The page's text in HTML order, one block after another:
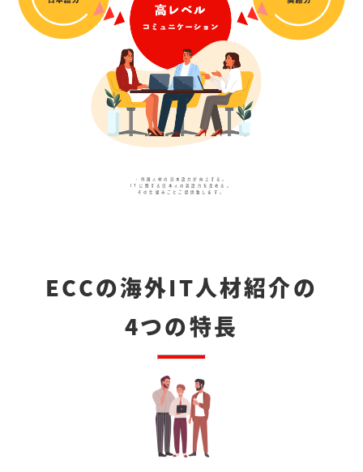
・外国人材の日本語力が向上する。
ITに関する日本人の英語力を高める。
その仕組みごとご提供致します。
ECCの海外IT人材紹介の
4つの特長